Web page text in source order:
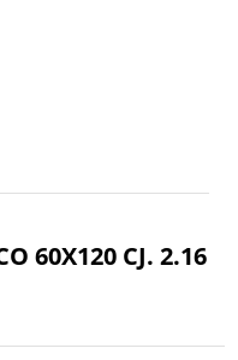
60X120 CJ. 2.16